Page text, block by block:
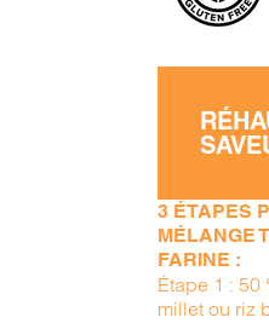
3 ÉTAPES
MÉLANGE
FARINE :
Étape 1 : 50
millet ou riz